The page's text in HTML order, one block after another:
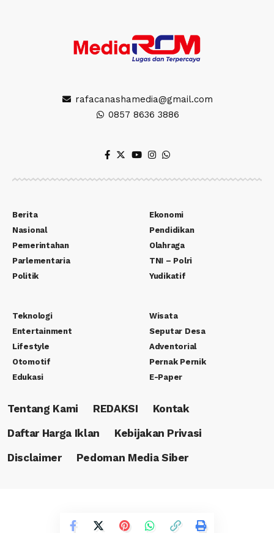
rafacanashamedia@gmail.com
0857 8636 3886
Berita
Nasional
Pemerintahan
Parlementaria
Politik
Ekonomi
Pendidikan
Olahraga
TNI – Polri
Yudikatif
Teknologi
Entertainment
Lifestyle
Otomotif
Edukasi
Wisata
Seputar Desa
Adventorial
Pernak Pernik
E-Paper
Tentang Kami REDAKSI
Kontak
Daftar Harga Iklan
Kebijakan Privasi
Disclaimer
Pedoman Media Siber
Copyright © 2023 PT. Rafa Canasha Media